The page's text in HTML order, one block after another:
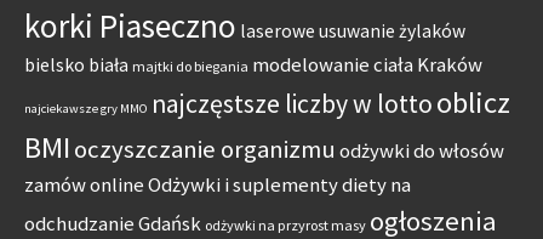
korki Piaseczno laserowe usuwanie żylaków
bielsko biała majtki do biegania modelowanie ciała Kraków
najciekawsze gry MMO najczęstsze liczby w lottooblicz
BMI oczyszczanie organizmu odżywki do włosów
zamów onlineOdżywki i suplementy diety na
odchudzanie Gdańsk odżywki na przyrost masy ogłoszenia